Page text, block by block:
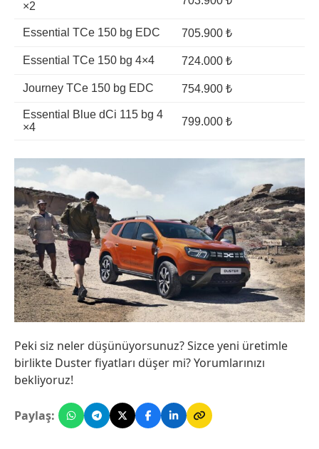
×2
Essential TCe 150 bg EDC 705.900 ₺
Essential TCe 150 bg 4×4 724.000 ₺
Journey TCe 150 bg EDC 754.900 ₺
Essential Blue dCi 115 bg 4
×4
799.000 ₺
Peki siz neler düşünüyorsunuz? Sizce yeni üretimle
birlikte Duster fiyatları düşer mi? Yorumlarınızı
bekliyoruz!
Paylaş: